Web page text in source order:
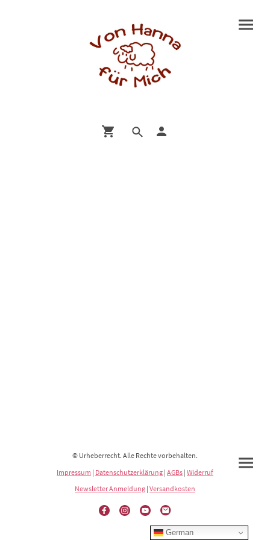
© Urheberrecht. Alle Rechte vorbehalten.
Impressum | Datenschutzerklärung | AGBs | Widerruf
Newsletter Anmeldung | Versandkosten
German